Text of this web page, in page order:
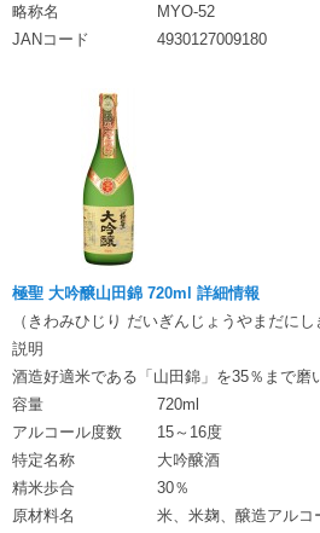
略称名
MYO-52
JANコード
4930127009180
極聖 大吟醸山田錦 720ml 詳細情報
（きわみひじり だいぎんじょうやまだにし
説明
酒造好適米である「山田錦」を35％まで磨
容量
720ml
アルコール度数
15～16度
特定名称
大吟醸酒
精米歩合
30％
原材料名
米、米麹、醸造アルコ